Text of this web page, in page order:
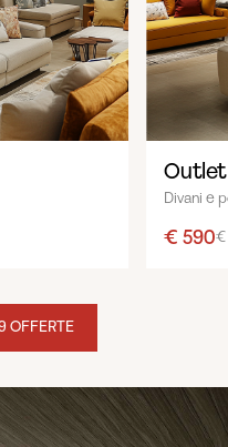
Divani e
€ 590€
OFFERTE